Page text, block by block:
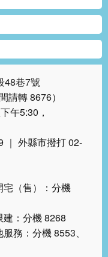
48巷7號
請轉 8676）
午5:30，
｜ 外縣市撥打 02-
（售）：分機
分機 8268
：分機 8553、